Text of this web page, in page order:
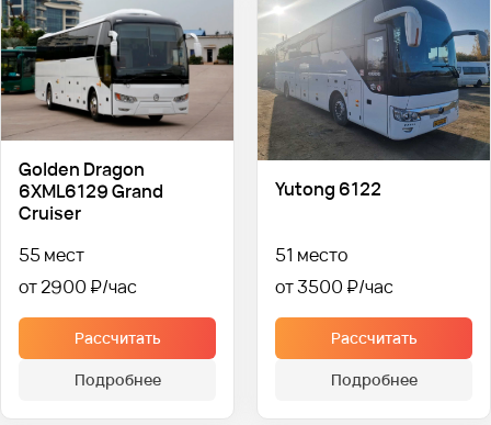
Golden Dragon
6XML6129 Grand
Cruiser
55 мест
от 2900 ₽
Рассчитать
Подробнее
Yutong 6122
51 место
от 3500 ₽
Рассчитать
Подробнее